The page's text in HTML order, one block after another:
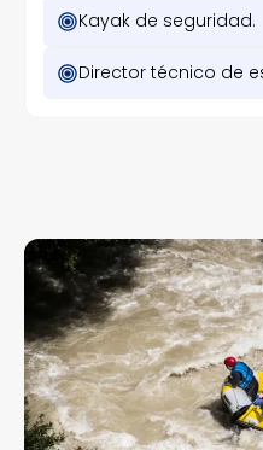
Kayak de seguridad.
Director técnico de